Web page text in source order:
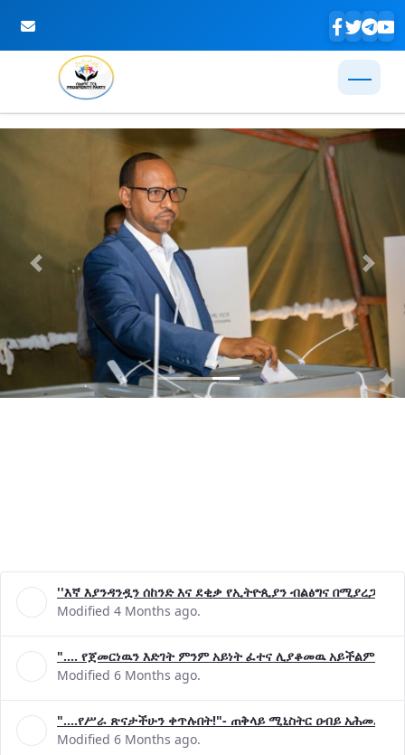
Skip to Main Content
Previous Next
''እኛ እያንዳንዷን ሰከንድ እና ደቂቃ የኢትዮጲያን ብልፅግና
Modified 4 Months ago.
".... የጀመርነዉን እድገት ምንም አይነት ፈተና ሊያቆመዉ አይችልም"-
Modified 6 Months ago.
"....የሥራ ጽናታችሁን ቀጥሉበት!"- ጠቅላይ ሚኒስትር ዐብይ አሕመድ (ዶ/
Modified 6 Months ago.